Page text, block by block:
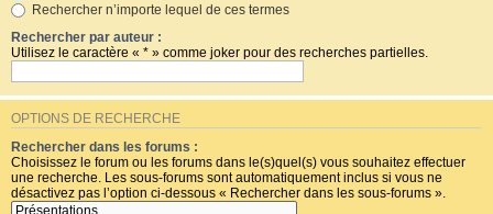
Rechercher n’importe lequel de ces termes
Rechercher par auteur :
Utilisez le caractère « * » comme joker pour des recherches partielles.
OPTIONS DE RECHERCHE
Rechercher dans les forums :
Choisissez le forum ou les forums dans le(s)quel(s) vous souhaitez effectuer
une recherche. Les sous-forums sont automatiquement inclus si vous ne
désactivez pas l’option ci-dessous « Rechercher dans les sous-forums ».